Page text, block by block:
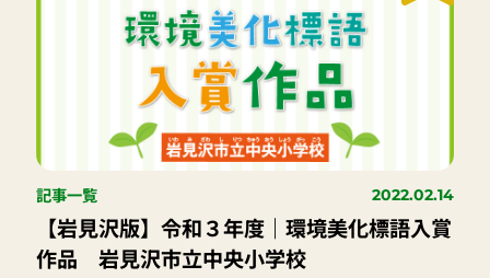
記事一覧 2022.02.14
【岩見沢版】令和３年度｜環境美化標語入賞
作品 岩見沢市立中央小学校